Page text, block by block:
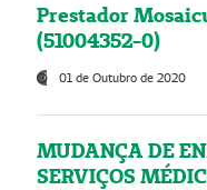
Prestador
(51004352-0)
01 de Outubro de 2020
MUDANÇA DE
SERVIÇOS